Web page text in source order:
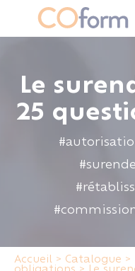
Le
25
Accueil > Catalogue >
Panneau de gestion des